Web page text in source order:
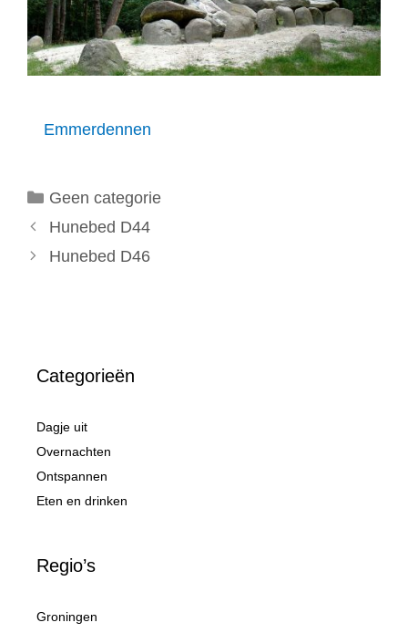
Emmerdennen
Categorieën
Geen categorie
Hunebed D44
Hunebed D46
Categorieën
Dagje uit
Overnachten
Ontspannen
Eten en drinken
Regio’s
Groningen